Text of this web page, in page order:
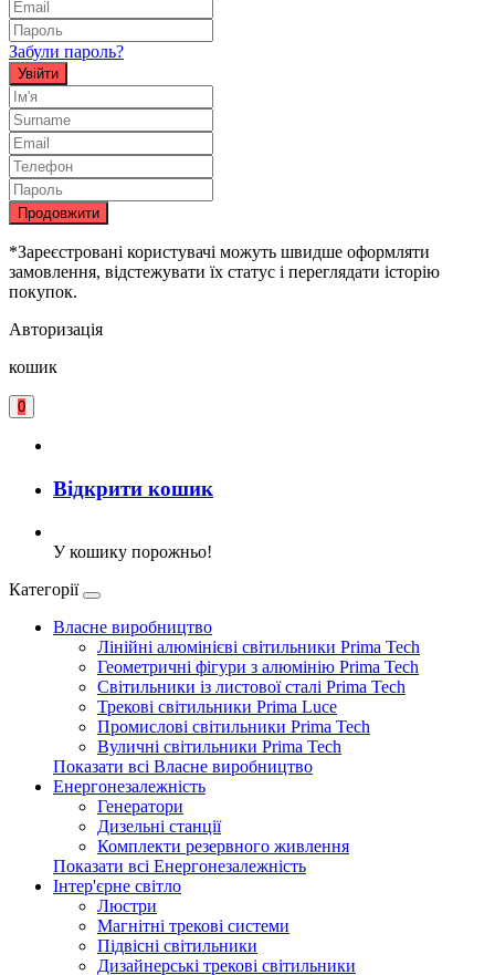
Забули пароль?
Увійти
Продовжити
*Зареєстровані користувачі можуть швидше оформляти
замовлення, відстежувати їх статус і переглядати історію
покупок.
Авторизація
кошик
0
Відкрити кошик
У кошику порожньо!
Категорії
Власне виробництво
Лінійні алюмінієві світильники Prima Tech
Геометричні фігури з алюмінію Prima Tech
Світильники із листової сталі Prima Tech
Трекові світильники Prima Luce
Промислові світильники Prima Tech
Вуличні світильники Prima Tech
Показати всі Власне виробництво
Енергонезалежність
Генератори
Дизельні станції
Комплекти резервного живлення
Показати всі Енергонезалежність
Інтер'єрне світло
Люстри
Магнітні трекові системи
Підвісні світильники
Дизайнерські трекові світильники